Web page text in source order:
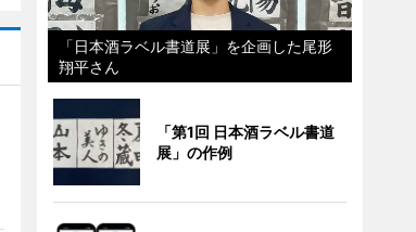
「日本酒ラベル書道展」を企画した尾形
翔平さん
「第1回 日本酒ラベル書道
展」の作例